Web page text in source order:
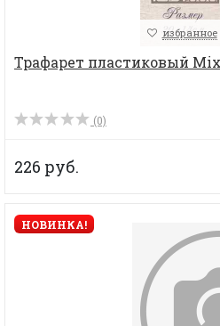
избранное
Трафарет пластиковый
(0)
226 руб.
НОВИНКА!